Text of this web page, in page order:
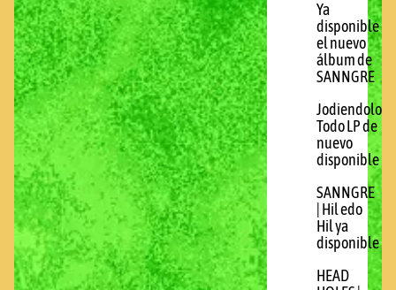
Ya
disponible
el nuevo
álbum de
SANNGRE
Jodiendolo
Todo LP de
nuevo
disponible
SANNGRE
| Hil edo
Hil ya
disponible
HEAD